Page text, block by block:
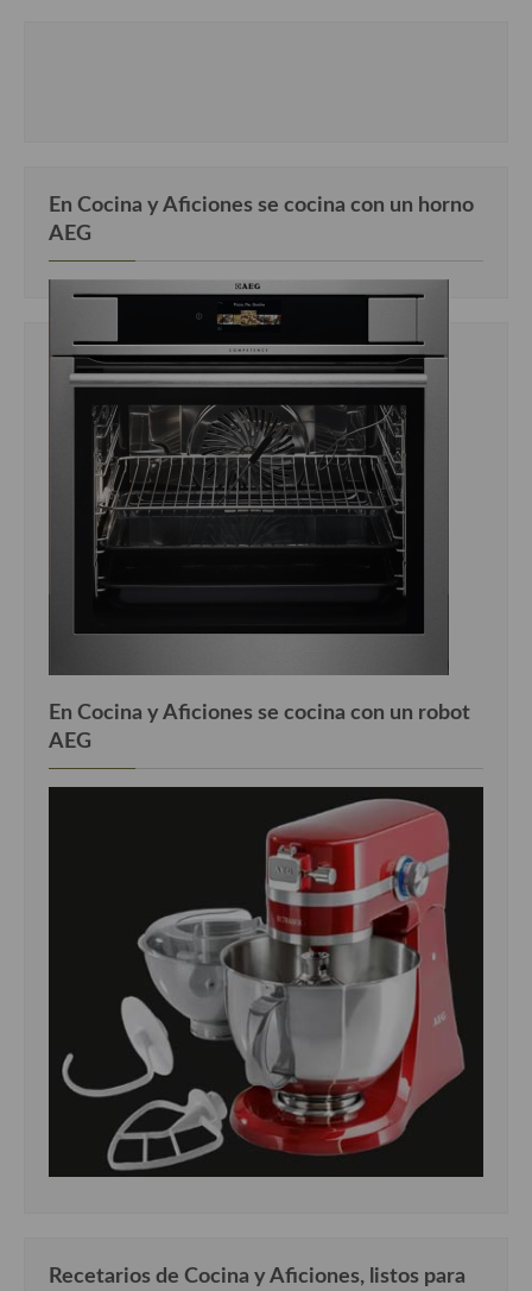
En Cocina y Aficiones se cocina con un horno
AEG
En Cocina y Aficiones se cocina con un robot
AEG
Recetarios de Cocina y Aficiones, listos para